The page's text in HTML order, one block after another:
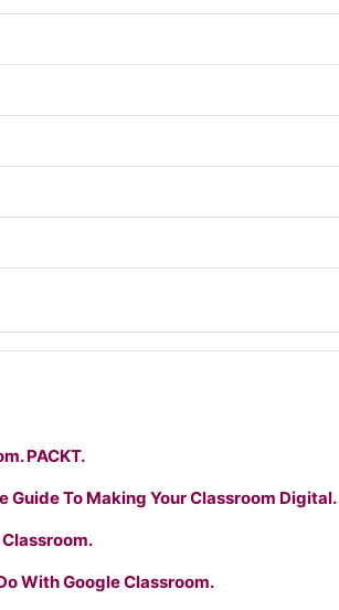
PACKT.
Guide To Making Your Classroom Digital.
Classroom.
With Google Classroom.